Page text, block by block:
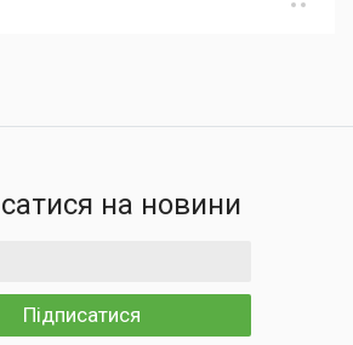
на новини
Підписатися